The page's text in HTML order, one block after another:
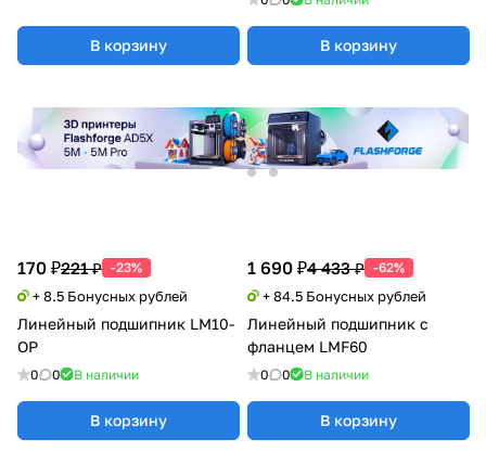
В корзину В корзину
170 ₽221 ₽ -23%
+ 8.5 Бонусных рублей
Линейный подшипник LM10-
OP
0 0 В наличии
В корзину
1 690 ₽4 433 ₽ -62%
+ 84.5 Бонусных рублей
Линейный подшипник с
фланцем LMF60
0 0 В наличии
В корзину